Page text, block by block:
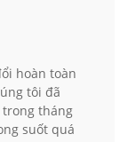
hoàn toàn
tôi đã
tháng
suốt quá